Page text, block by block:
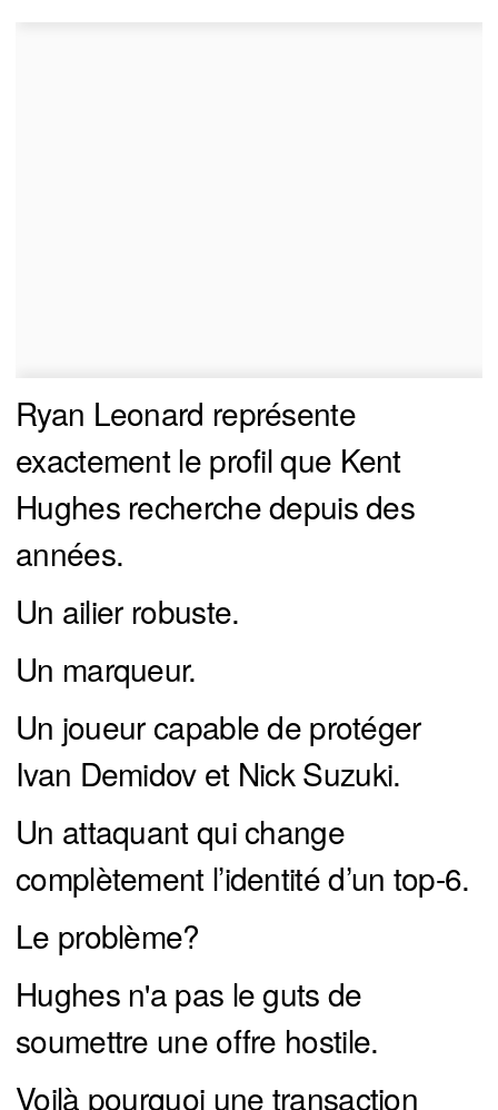
Ryan Leonard représente
exactement le profil que Kent
Hughes recherche depuis des
années.
Un ailier robuste.
Un marqueur.
Un joueur capable de protéger
Ivan Demidov et Nick Suzuki.
Un attaquant qui change
complètement l’identité d’un top-6.
Le problème?
Hughes n'a pas le guts de
soumettre une offre hostile.
Voilà pourquoi une transaction